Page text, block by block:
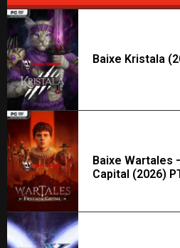
Baixe Kristala
Baixe Wartales
Capital (2026)